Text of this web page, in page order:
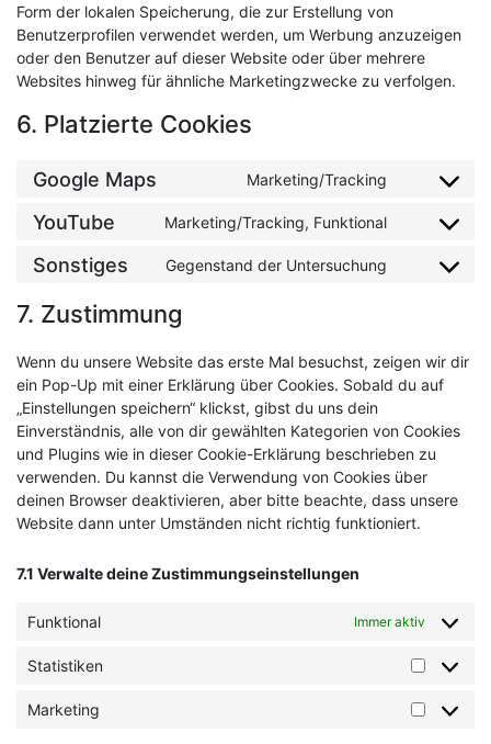
Form der lokalen Speicherung, die zur Erstellung von
Benutzerprofilen verwendet werden, um Werbung anzuzeigen
oder den Benutzer auf dieser Website oder über mehrere
Websites hinweg für ähnliche Marketingzwecke zu verfolgen.
6. Platzierte Cookies
Google Maps Marketing/Tracking
Consent
service
YouTube Marketing/Tracking, Funktional
Consent
service
Sonstiges Gegenstand der Untersuchung
Consent
7. Zustimmung
Wenn du unsere Website das erste Mal besuchst, zeigen wir dir
ein Pop-Up mit einer Erklärung über Cookies. Sobald du auf
„Einstellungen speichern“ klickst, gibst du uns dein
Einverständnis, alle von dir gewählten Kategorien von Cookies
und Plugins wie in dieser Cookie-Erklärung beschrieben zu
verwenden. Du kannst die Verwendung von Cookies über
deinen Browser deaktivieren, aber bitte beachte, dass unsere
Website dann unter Umständen nicht richtig funktioniert.
7.1 Verwalte deine Zustimmungseinstellungen
Funktional Immer aktiv
Statistiken
Marketing